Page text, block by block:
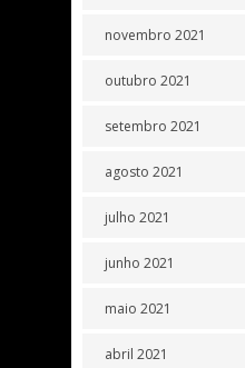
novembro 2021
outubro 2021
setembro 2021
agosto 2021
julho 2021
junho 2021
maio 2021
abril 2021